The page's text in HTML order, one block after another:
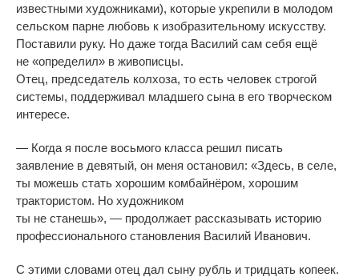
известными художниками), которые укрепили в молодом
сельском парне любовь к изобразительному искусству.
Поставили руку. Но даже тогда Василий сам себя ещё
не «определил» в живописцы.
Отец, председатель колхоза, то есть человек строгой
системы, поддерживал младшего сына в его творческом
интересе.
— Когда я после восьмого класса решил писать
заявление в девятый, он меня остановил: «Здесь, в селе,
ты можешь стать хорошим комбайнёром, хорошим
трактористом. Но художником
ты не станешь», — продолжает рассказывать историю
профессионального становления Василий Иванович.
С этими словами отец дал сыну рубль и тридцать копеек.